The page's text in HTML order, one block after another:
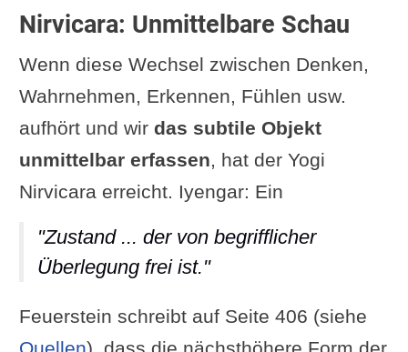
Nirvicara: Unmittelbare Schau
Wenn diese Wechsel zwischen Denken,
Wahrnehmen, Erkennen, Fühlen usw.
aufhört und wir das subtile Objekt
unmittelbar erfassen, hat der Yogi
Nirvicara erreicht. Iyengar: Ein
"Zustand ... der von begrifflicher
Überlegung frei ist."
Feuerstein schreibt auf Seite 406 (siehe
Quellen), dass die nächsthöhere Form der